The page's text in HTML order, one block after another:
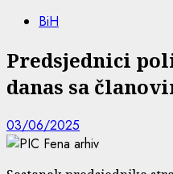
BiH
Predsjednici
danas sa
03/06/2025